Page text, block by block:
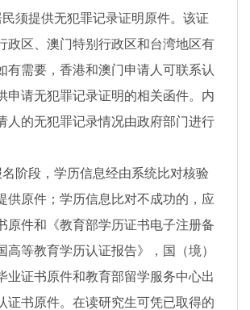
须提供无犯罪记录证明原件。该证
政区、澳门特别行政区和台湾地区有
有需要，香港和澳门申请人可联系认
申请无犯罪记录证明的相关函件。内
人的无犯罪记录情况由政府部门进行
阶段，学历信息经由系统比对核验
供原件；学历信息比对不成功的，应
原件和《教育部学历证书电子注册备
高等教育学历认证报告》，国（境）
业证书原件和教育部留学服务中心出
证书原件。在读研究生可凭已取得的